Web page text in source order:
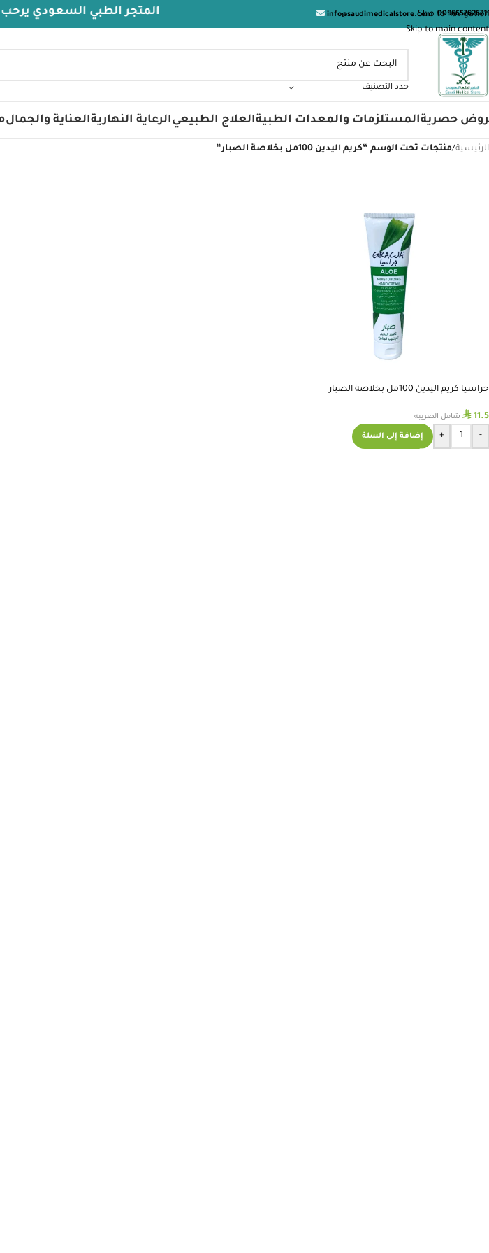
Skip to navigation
Skip to main content
info@saudimedicalstore.com المتجر الطبي السعودي يرحب
حدد التصنيف
حصريةالمستلزمات والمعدات الطبيةالعلاج الطبيعيالرعاية النهاريةالعناية والجمال
الرئيسية/منتجات تحت الوسم “كريم اليدين 100مل بخلاصة الصبار”
جراسيا كريم اليدين 100مل بخلاصة الصبار
⃁ 11.5 شامل الضريبه
-
+ إضافة إلى السلة